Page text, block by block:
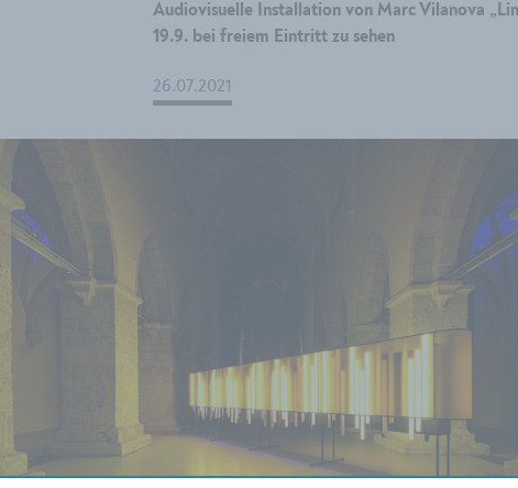
Audiovisuelle Installation von Marc Vilanova
19.9. bei freiem Eintritt zu sehen
26.07.2021